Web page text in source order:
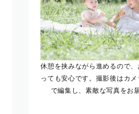
休憩を挟みながら進めるので
っても安心です。撮影後はカ
で編集し、素敵な写真をお